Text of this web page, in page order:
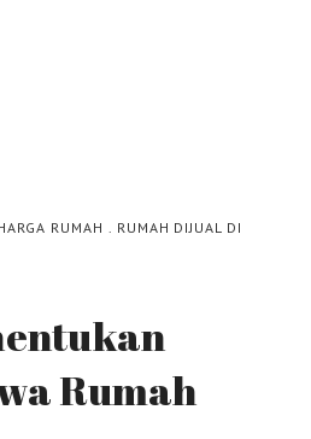
RUMAH . RUMAH DIJUAL DI
Rumah